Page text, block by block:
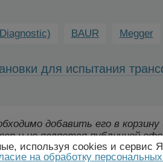
BAUR Megger
для испытания
добавить его в
и не является публичной
поставки товара могут
используя cookies и сервис
на обработку